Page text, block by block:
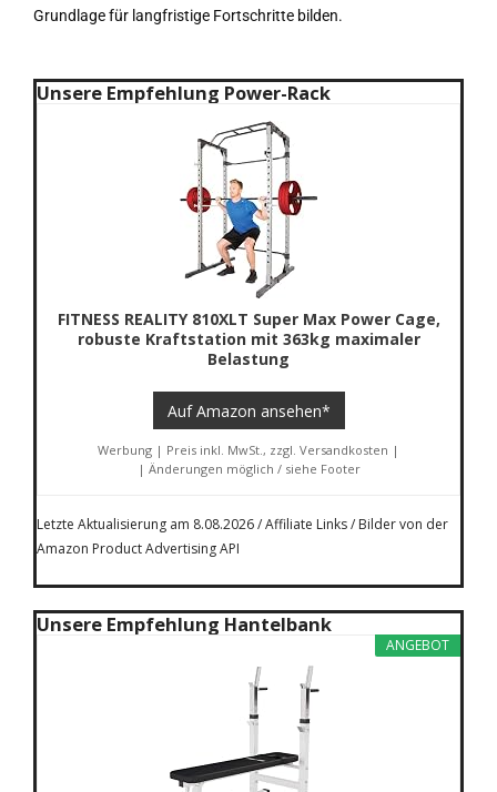
Grundlage für langfristige Fortschritte bilden.
Unsere Empfehlung Power-Rack
FITNESS REALITY 810XLT Super Max Power Cage,
robuste Kraftstation mit 363kg maximaler
Belastung
Auf Amazon ansehen*
Werbung | Preis inkl. MwSt., zzgl. Versandkosten |
| Änderungen möglich / siehe Footer
Letzte Aktualisierung am 8.08.2026 / Affiliate Links / Bilder von der
Amazon Product Advertising API
Unsere Empfehlung Hantelbank
ANGEBOT